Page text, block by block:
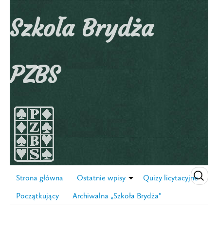
Szkoła Brydża
PZBS
Strona główna Ostatnie wpisy
Quizy licytacyjne
Początkujący
Archiwalna „Szkoła Brydża”